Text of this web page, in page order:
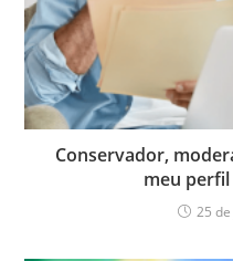
Conservador,
meu
25